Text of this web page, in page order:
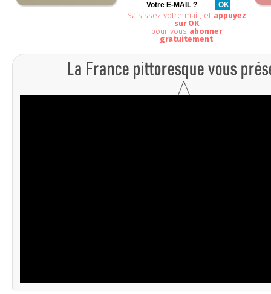
Saisissez votre mail, et appuyez
sur OK
pour vous abonner
gratuitement